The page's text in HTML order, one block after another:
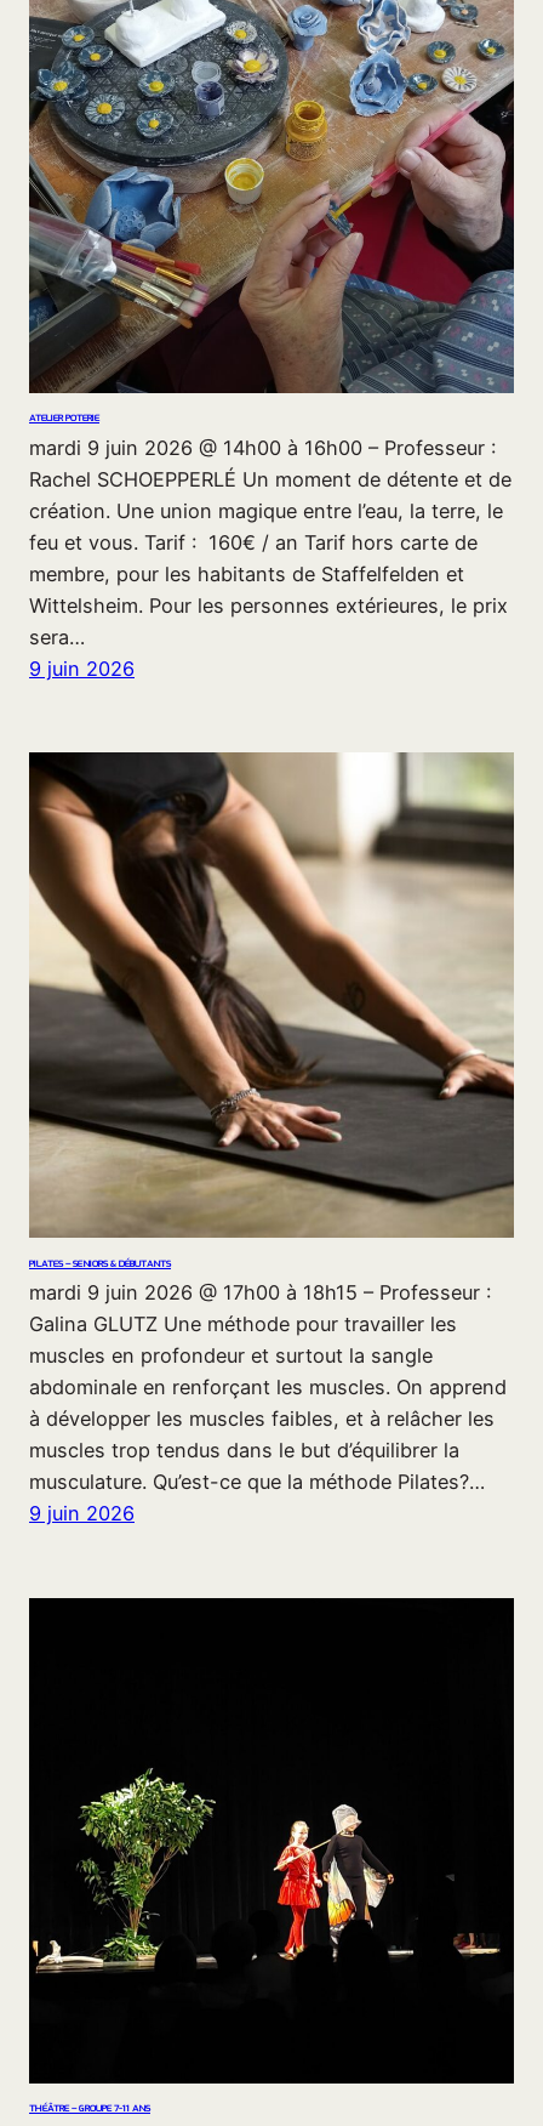
ATELIER POTERIE
mardi 9 juin 2026 @ 14h00 à 16h00 – Professeur :
Rachel SCHOEPPERLÉ Un moment de détente et de
création. Une union magique entre l’eau, la terre, le
feu et vous. Tarif : 160€ / an Tarif hors carte de
membre, pour les habitants de Staffelfelden et
Wittelsheim. Pour les personnes extérieures, le prix
sera…
9 juin 2026
PILATES – SENIORS & DÉBUTANTS
mardi 9 juin 2026 @ 17h00 à 18h15 – Professeur :
Galina GLUTZ Une méthode pour travailler les
muscles en profondeur et surtout la sangle
abdominale en renforçant les muscles. On apprend
à développer les muscles faibles, et à relâcher les
muscles trop tendus dans le but d’équilibrer la
musculature. Qu’est-ce que la méthode Pilates?…
9 juin 2026
THÉÂTRE – GROUPE 7-11 ANS